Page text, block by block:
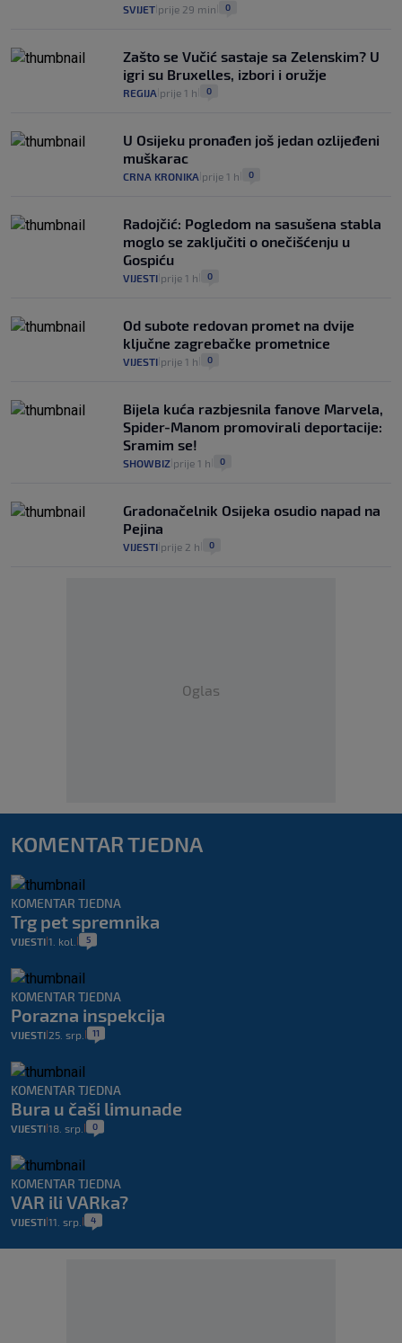
SVIJET prije 29 min 0
Zašto se Vučić sastaje sa Zelenskim? U
igri su Bruxelles, izbori i oružje
REGIJA prije 1 h 0
U Osijeku pronađen još jedan ozlijeđeni
muškarac
CRNA KRONIKA prije 1 h 0
Radojčić: Pogledom na sasušena stabla
moglo se zaključiti o onečišćenju u
Gospiću
VIJESTI prije 1 h 0
Od subote redovan promet na dvije
ključne zagrebačke prometnice
VIJESTI prije 1 h 0
Bijela kuća razbjesnila fanove Marvela,
Spider-Manom promovirali deportacije:
Sramim se!
SHOWBIZ prije 1 h 0
Gradonačelnik Osijeka osudio napad na
Pejina
VIJESTI prije 2 h 0
Oglas
KOMENTAR TJEDNA
KOMENTAR TJEDNA
Trg pet spremnika
VIJESTI 1. kol. 5
KOMENTAR TJEDNA
Porazna inspekcija
VIJESTI 25. srp. 11
KOMENTAR TJEDNA
Bura u čaši limunade
VIJESTI 18. srp. 0
KOMENTAR TJEDNA
VAR ili VARka?
VIJESTI 11. srp. 4